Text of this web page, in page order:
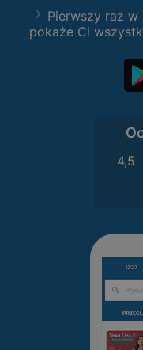
Pierwszy raz w
pokaże Ci
4,5